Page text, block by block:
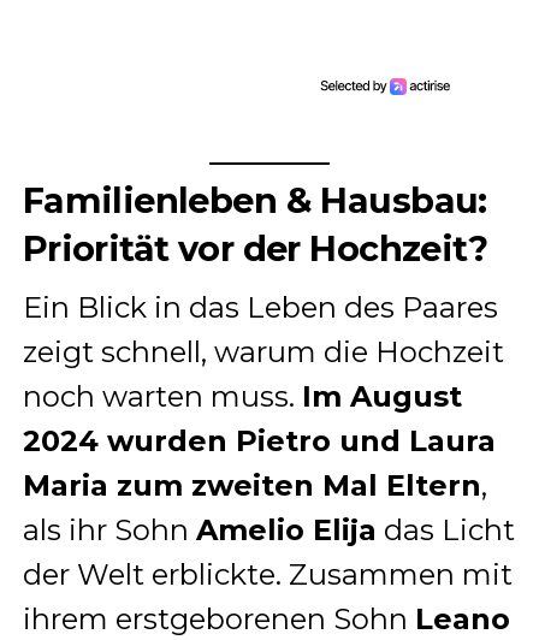
Familienleben & Hausbau:
Priorität vor der Hochzeit?
Ein Blick in das Leben des Paares
zeigt schnell, warum die Hochzeit
noch warten muss. Im August
2024 wurden Pietro und Laura
Maria zum zweiten Mal Eltern,
als ihr Sohn Amelio Elija das Licht
der Welt erblickte. Zusammen mit
ihrem erstgeborenen Sohn Leano